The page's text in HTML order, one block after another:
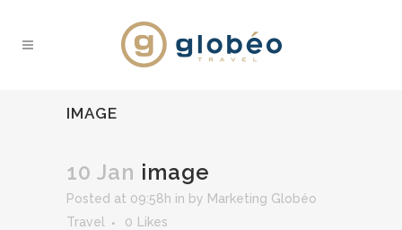
IMAGE
10 Jan image
Posted at 09:58h in by Marketing Globéo
Travel
0 Likes